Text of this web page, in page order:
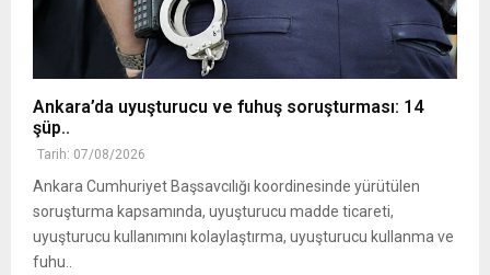
Ankara’da uyuşturucu ve fuhuş soruşturması: 14
şüp..
Tarih: 07/08/2026
Ankara Cumhuriyet Başsavcılığı koordinesinde yürütülen
soruşturma kapsamında, uyuşturucu madde ticareti,
uyuşturucu kullanımını kolaylaştırma, uyuşturucu kullanma ve
fuhu..